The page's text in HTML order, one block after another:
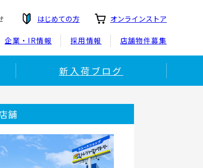
はじめての方 オンラインストア
企業・IR情報 採用情報 店舗物件募集
新入荷ブログ
舗